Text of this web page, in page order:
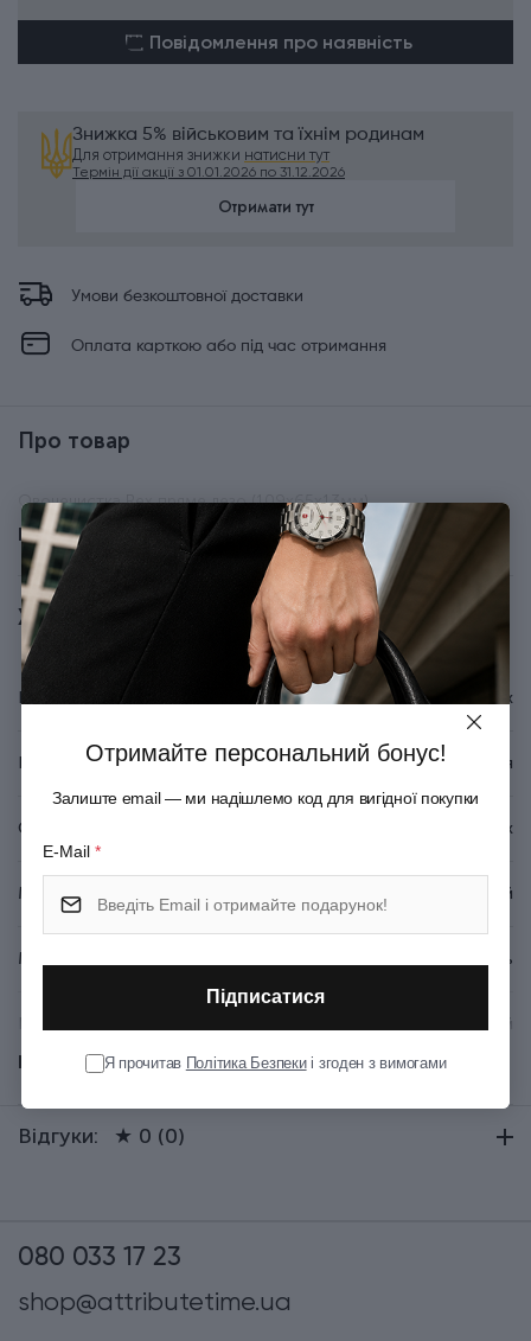
Повідомлення про наявність
Знижка 5% військовим та їхнім родинам
Для отримання знижки натисни тут
Термін дії акції з 01.01.2026 по 31.12.2026
Отримати тут
Умови безкоштовної доставки
Оплата карткою або під час отримання
Про товар
Овочечистка Rex пряме лезо (109x65x13мм)
Показати всі
Характеристики
Бренд Victorinox
Країна походження Швейцарія
Серія Rex
Матеріал руків'я/накладок Алюміній
Матеріал леза Неіржавна сталь
Колір
Показати всі
Відгуки: ★ 0 (0)
080 033 17 23
shop@attributetime.ua
Отримайте персональний бонус!
Залиште email — ми надішлемо код для вигідної покупки
E-Mail *
Підписатися
Я прочитав Політика Безпекиі згоден з вимогами